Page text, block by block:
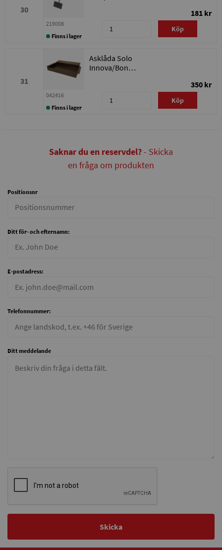
30 181 kr
219008
Finns i lager
Köp
31
Asklåda Solo
Innova/Bonus
350 kr
042416
Finns i lager
Köp
Saknar du en reservdel?- Skicka
en fråga om produkten
Positionsnr
Ditt för- och efternamn:
E-postadress:
Telefonnummer:
Ditt meddelande
Skicka